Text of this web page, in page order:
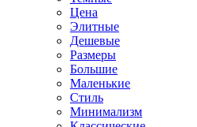
Цена
Элитные
Дешевые
Размеры
Большие
Маленькие
Стиль
Минимализм